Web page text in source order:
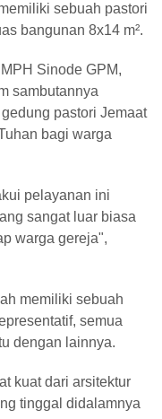
sebuah pastori
bangunan 8x14 m².
Sinode GPM,
sambutannya
pastori Jemaat
bagi warga
pelayanan ini
sangat luar biasa
warga gereja",
memiliki sebuah
semua
dengan lainnya.
kuat dari arsitektur
tinggal didalamnya